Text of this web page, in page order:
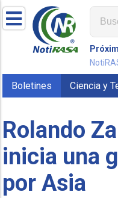
Boletines Ciencia y
Rolando
inicia una
por Asia